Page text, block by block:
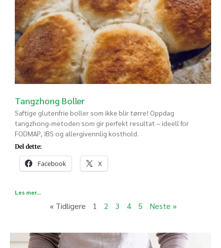
Tangzhong Boller
Saftige glutenfrie boller som ikke blir tørre! Oppdag
tangzhong-metoden som gir perfekt resultat – ideell for
FODMAP, IBS og allergivennlig kosthold.
Del dette:
Facebook X
Les mer...
« Tidligere 1 2 3 4 5 Neste »